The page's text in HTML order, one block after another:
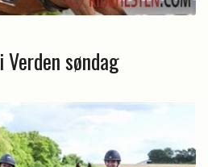
søndag